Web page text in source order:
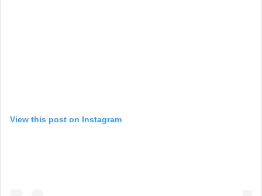
View this post on Instagram